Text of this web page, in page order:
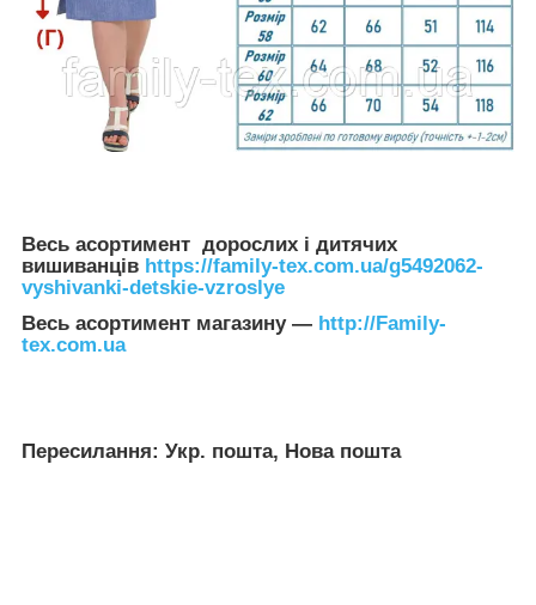
Весь асортимент дорослих і дитячих
вишиванців https://family-tex.com.ua/g5492062-
vyshivanki-detskie-vzroslye
Весь асортимент магазину — http://Family-
tex.com.ua
Пересилання: Укр. пошта, Нова пошта